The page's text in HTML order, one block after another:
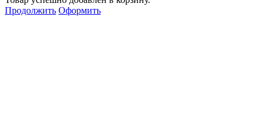
Продолжить Оформить